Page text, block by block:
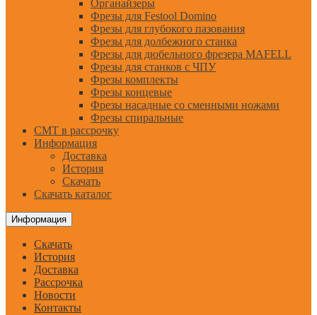
Органайзеры
Фрезы для Festool Domino
Фрезы для глубокого пазования
Фрезы для долбежного станка
Фрезы для дюбельного фрезера MAFELL
Фрезы для станков с ЧПУ
Фрезы комплекты
Фрезы концевые
Фрезы насадные со сменными ножами
Фрезы спиральные
CMT в рассрочку
Информация
Доставка
История
Скачать
Скачать каталог
Информация
Скачать
История
Доставка
Рассрочка
Новости
Контакты